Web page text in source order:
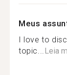
Meus
I love to
topic... Leia